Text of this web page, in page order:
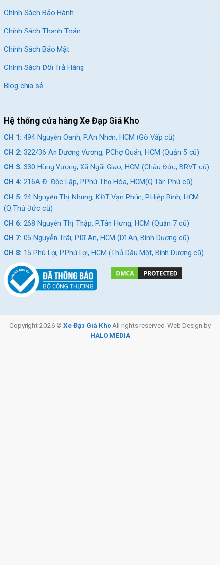
Chính Sách Bảo Hành
Chính Sách Thanh Toán
Chính Sách Bảo Mật
Chính Sách Đổi Trả Hàng
Blog chia sẻ
Hệ thống cửa hàng Xe Đạp Giá Kho
CH 1: 494 Nguyễn Oanh, P.An Nhơn, HCM (Gò Vấp cũ)
CH 2: 322/36 An Dương Vương, P.Chợ Quán, HCM (Quận 5 cũ)
CH 3: 330 Hùng Vương, Xã Ngãi Giao, HCM (Châu Đức, BRVT cũ)
CH 4: 216A Đ. Độc Lập, P.Phú Thọ Hòa, HCM(Q.Tân Phú cũ)
CH 5: 24 Nguyễn Thị Nhung, KĐT Vạn Phúc, P.Hiệp Bình, HCM
(Q.Thủ Đức cũ)
CH 6: 268 Nguyễn Thị Thập, P.Tân Hưng, HCM (Quận 7 cũ)
CH 7: 05 Nguyễn Trãi, P.Dĩ An, HCM (Dĩ An, Bình Dương cũ)
CH 8: 15 Phú Lợi, P.Phú Lợi, HCM (Thủ Dầu Một, Bình Dương cũ)
Copyright 2026 © Xe Đạp Giá KhoAll rights reserved. Web Design by
HALO MEDIA